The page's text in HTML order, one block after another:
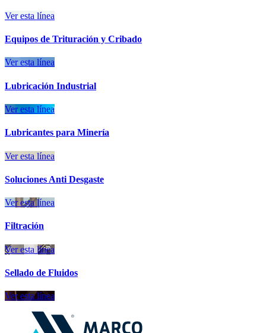
Ver esta línea
Equipos de Trituración y Cribado
Ver esta línea
Lubricación Industrial
Ver esta línea
Lubricantes para Minería
Ver esta línea
Soluciones Anti Desgaste
Ver esta línea
Filtración
Ver esta línea
Sellado de Fluidos
Ver esta línea